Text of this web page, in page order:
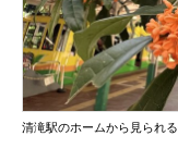
清滝駅のホームから見られ